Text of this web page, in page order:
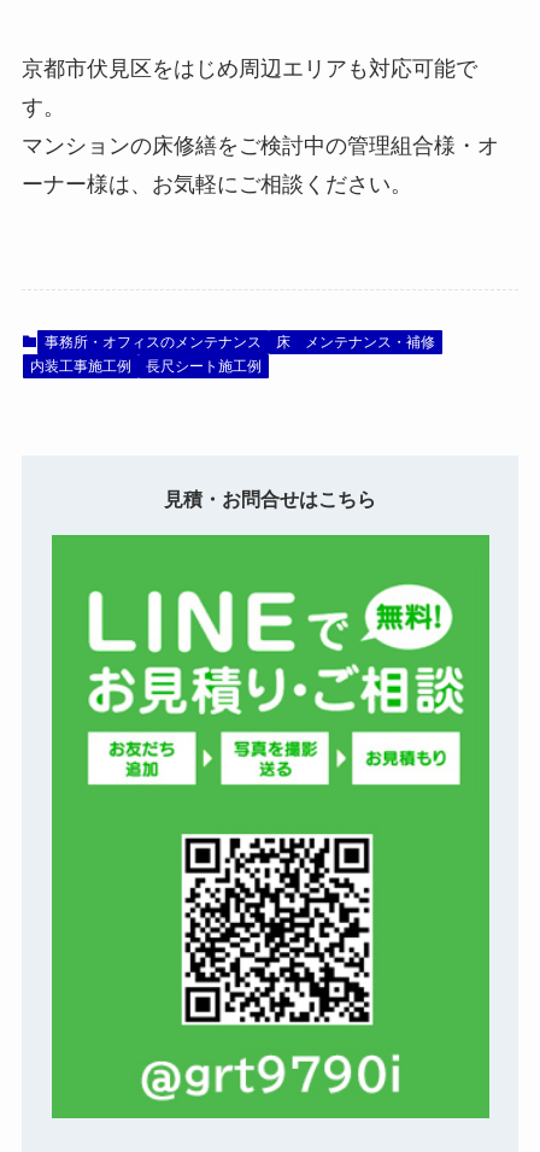
京都市伏見区をはじめ周辺エリアも対応可能で
す。
マンションの床修繕をご検討中の管理組合様・オ
ーナー様は、お気軽にご相談ください。
事務所・オフィスのメンテナンス
床 メンテナンス・補修
内装工事施工例
長尺シート施工例
見積・お問合せはこちら